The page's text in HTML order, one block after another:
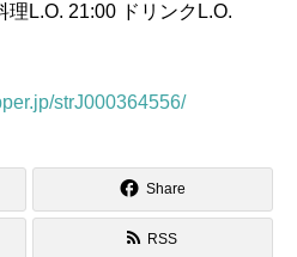
L.O. 21:00 ドリンクL.O.
strJ000364556/
Share
RSS